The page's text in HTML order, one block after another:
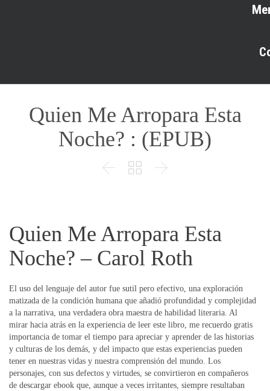
Quien Me Arropara Esta
Noche? : (EPUB)
  
Quien Me Arropara Esta
Noche? – Carol Roth
El uso del lenguaje del autor fue sutil pero efectivo, una exploración
matizada de la condición humana que añadió profundidad y complejidad
a la narrativa, una verdadera obra maestra de habilidad literaria. Al
mirar hacia atrás en la experiencia de leer este libro, me recuerdo gratis
importancia de tomar el tiempo para apreciar y aprender de las historias
y culturas de los demás, y del impacto que estas experiencias pueden
tener en nuestras vidas y nuestra comprensión del mundo. Los
personajes, con sus defectos y virtudes, se convirtieron en compañeros
de descargar ebook que, aunque a veces irritantes, siempre resultaban